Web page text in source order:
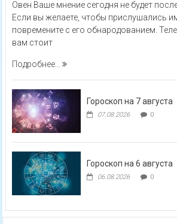
Овен Ваше мнение сегодня не будет
Если вы желаете, чтобы прислушались
повремените с его обнародованием.
вам стоит
Подробнее...
Гороскоп на 7 августа
07.08.2026 0
Гороскоп на 6 августа
06.08.2026 0